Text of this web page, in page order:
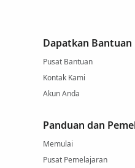
Dapatkan Bantuan
Pusat Bantuan
Kontak Kami
Akun Anda
Panduan dan
Memulai
Pusat Pemelajaran